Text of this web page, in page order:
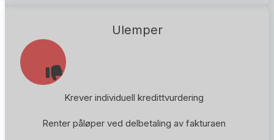
Ulemper
Krever individuell kredittvurdering
Renter påløper ved delbetaling av fakturaen